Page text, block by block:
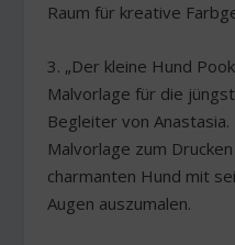
Raum für kreative
3. „Der kleine Hund
Malvorlage für die
Begleiter von
Malvorlage zum
charmanten Hund mit
Augen auszumalen.